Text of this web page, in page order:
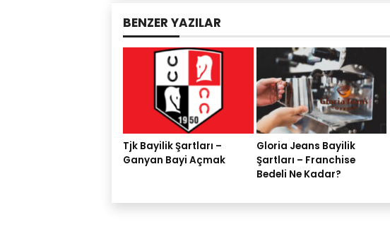
BENZER YAZILAR
Tjk Bayilik Şartları –
Ganyan Bayi Açmak
Gloria Jeans Bayilik
Şartları – Franchise
Bedeli Ne Kadar?